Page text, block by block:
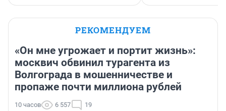
РЕКОМЕНДУЕМ
«Он мне угрожает и портит жизнь»:
москвич обвинил турагента из
Волгограда в мошенничестве и
пропаже почти миллиона рублей
10 часов 6 557 19